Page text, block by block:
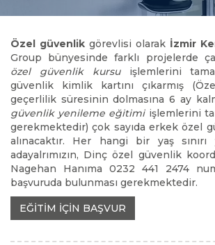
Özel güvenlik görevlisi olarak İzmir
Group bünyesinde farklı projelerde
özel güvenlik kursuişlemlerini
güvenlik kimlik kartını çıkarmış
geçerlilik süresinin dolmasına 6 ay
güvenlik yenileme eğitimiişlemlerini
gerekmektedir) çok sayıda erkek özel
alınacaktır. Her hangi bir yaş
adayalrımızın, Dinç özel güvenlik
Nagehan Hanıma 0232 441 2474
başvuruda bulunması gerekmektedir.
EĞİTİM İÇİN BAŞVUR